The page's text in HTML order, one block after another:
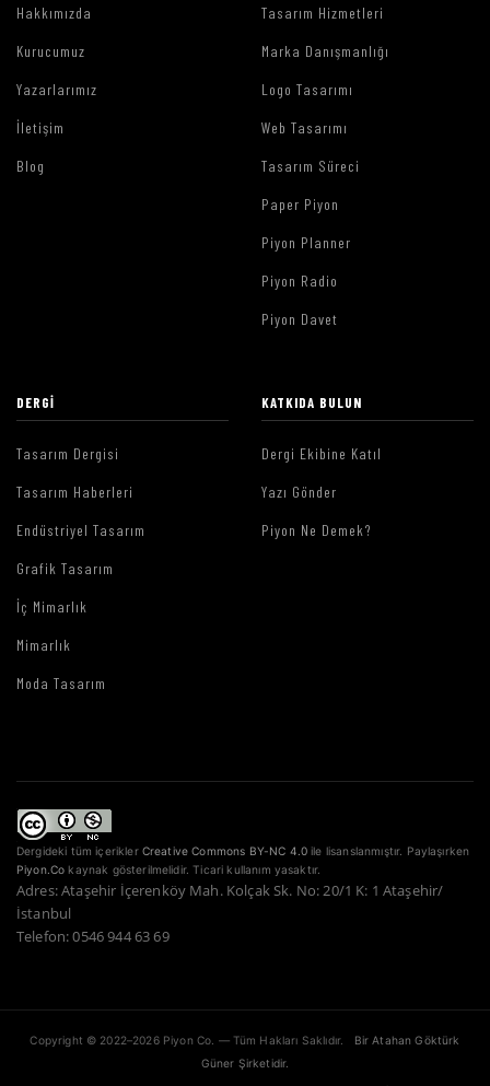
Hakkımızda
Kurucumuz
Yazarlarımız
İletişim
Blog
Tasarım Hizmetleri
Marka Danışmanlığı
Logo Tasarımı
Web Tasarımı
Tasarım Süreci
Paper Piyon
Piyon Planner
Piyon Radio
Piyon Davet
DERGI
Tasarım Dergisi
Tasarım Haberleri
Endüstriyel Tasarım
Grafik Tasarım
İç Mimarlık
Mimarlık
Moda Tasarım
KATKIDA BULUN
Dergi Ekibine Katıl
Yazı Gönder
Piyon Ne Demek?
Dergideki tüm içerikler Creative Commons BY-NC 4.0 ile lisanslanmıştır. Paylaşırken
Piyon.Co kaynak gösterilmelidir. Ticari kullanım yasaktır.
Adres: Ataşehir İçerenköy Mah. Kolçak Sk. No: 20/1 K: 1 Ataşehir/
İstanbul
Telefon: 0546 944 63 69
Copyright © 2022–2026 Piyon Co. — Tüm Hakları Saklıdır.
Bir Atahan Göktürk
Güner Şirketidir.